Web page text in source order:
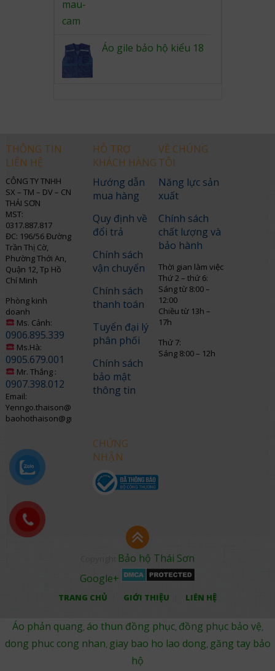
Áo gile bảo hộ kiểu 18
THÔNG TIN
LIÊN HỆ
CÔNG TY TNHH
SX – TM – DV – CN
THÁI SƠN
MST:
0317.887.817
ĐC: 196/56 Đường
Trần Thị Cờ,
Phường Thới An,
Quận 12, Tp Hồ
Chí Minh
Phòng kinh
doanh
Ms. Cảnh:
0906.895.339
Ms.Hà:
0905.679.001
Mr. Thắng :
0907.398.012
Email:
Yenngo.thaison@gmail.com
baohothaison@gmail.com
HỖ TRỢ
KHÁCH HÀNG
Hướng dẫn
mua hàng
Quy định về
đổi trả
Chính sách
vận chuyển
Chính sách
thanh toán
Tuyển đại lý
phân phối
Chính sách
bảo mật
thông tin
CHỨNG
NHẬN
VỀ CHÚNG
TÔI
Năng lực sản
xuất
Chính sách
chất lượng và
bảo hành
Thời gian làm việc
Thứ 2 – thứ 6:
Sáng từ 8:00 –
12:00
Chiều từ 13h –
17h
Thứ 7:
Sáng 8:00 – 12h
Bảo hộ Thái Sơn
Google+
TRANG CHỦ GIỚI THIỆU LIÊN HỆ
Áo phản quang, áo thun đồng phục, đồng phục bảo vệ,
dong phuc cong nhan, giay bao ho lao dong, găng tay bảo
hộ